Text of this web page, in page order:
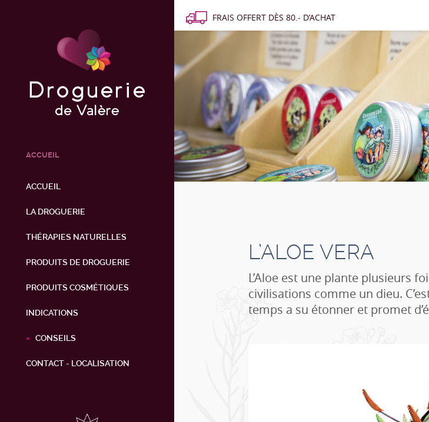
ACCUEIL
ACCUEIL
LA DROGUERIE
THÉRAPIES NATURELLES
PRODUITS DE DROGUERIE
PRODUITS COSMÉTIQUES
INDICATIONS
CONSEILS
CONTACT - LOCALISATION
FRAIS OFFERT DÈS 80.- D’ACHAT
L’ALOE VERA
L’Aloe est une plante plusieurs
civilisations comme un dieu.
temps a su étonner et promet